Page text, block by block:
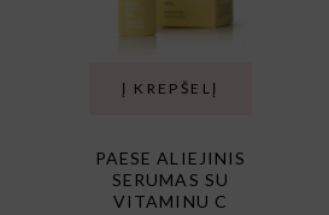
Į KREPŠELĮ
PAESE ALIEJINIS
SERUMAS SU
VITAMINU C